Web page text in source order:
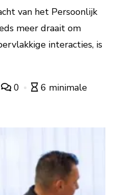
van het Persoonlijk
meer draait om
interacties, is
0
6 minimale